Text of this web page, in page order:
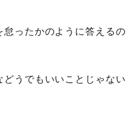
ったかのように答えるの
うでもいいことじゃない